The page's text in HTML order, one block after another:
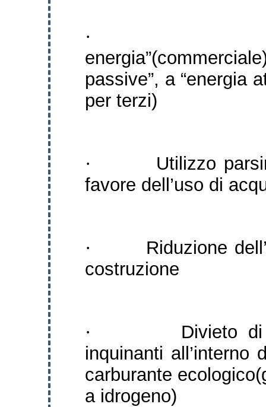
·
passive”, a “energia
per terzi)
·
Utilizzo
favore dell’uso di
·
Riduzione
costruzione
·
Divieto
inquinanti
carburante
a idrogeno)